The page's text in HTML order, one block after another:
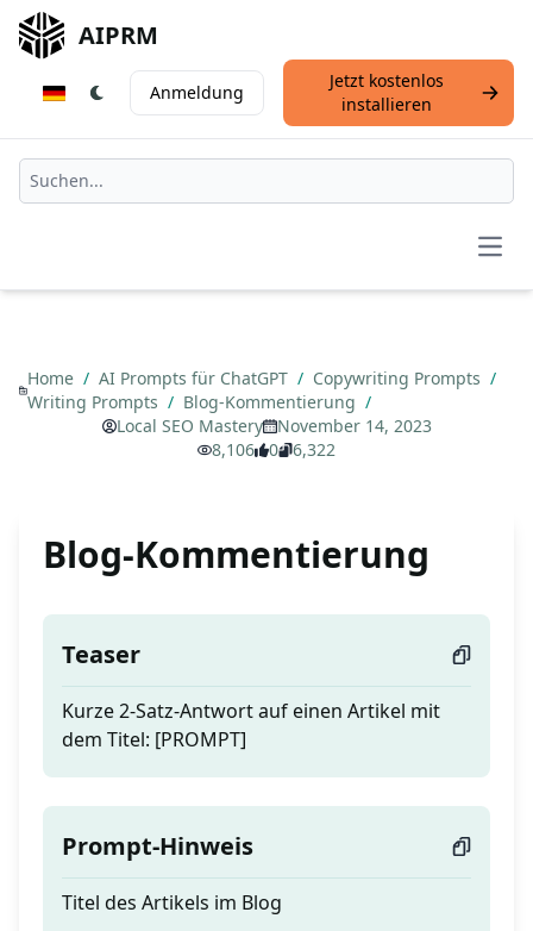
AIPRM
Anmeldung
Jetzt kostenlos
installieren
Home / AI Prompts für ChatGPT / Copywriting Prompts /
Writing Prompts / Blog-Kommentierung /
Local SEO Mastery
November 14, 2023
8,106
0 6,322
Blog-Kommentierung
Teaser
Kurze 2-Satz-Antwort auf einen Artikel mit
dem Titel: [PROMPT]
Prompt-Hinweis
Titel des Artikels im Blog